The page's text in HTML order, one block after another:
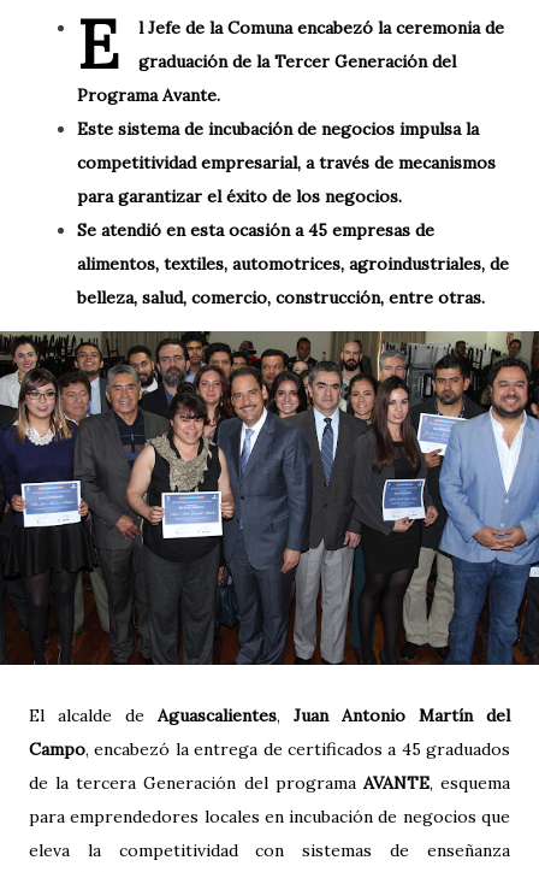
E
l Jefe de la Comuna encabezó la ceremonia de
graduación de la Tercer Generación del
Programa Avante.
Este sistema de incubación de negocios impulsa la
competitividad empresarial, a través de mecanismos
para garantizar el éxito de los negocios.
Se atendió en esta ocasión a 45 empresas de
alimentos, textiles, automotrices, agroindustriales, de
belleza, salud, comercio, construcción, entre otras.
El alcalde de Aguascalientes, Juan Antonio Martín del
Campo, encabezó la entrega de certificados a 45 graduados
de la tercera Generación del programa AVANTE, esquema
para emprendedores locales en incubación de negocios que
eleva la competitividad con sistemas de enseñanza